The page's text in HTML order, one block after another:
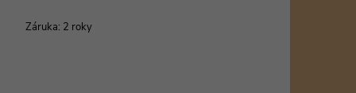
Záruka: 2 roky